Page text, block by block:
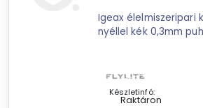
Igeax élelmiszeripari
nyéllel kék 0,3mm
illeszthető- többcélú
mely ...
Készletinfó:
Raktáron